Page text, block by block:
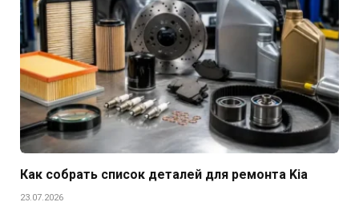
Как собрать список деталей для ремонта Kia
23.07.2026